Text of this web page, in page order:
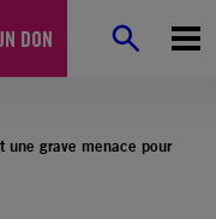
DON
une grave menace pour